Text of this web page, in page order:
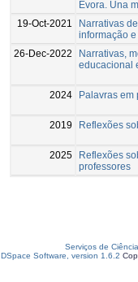
Évora. Una
19-Oct-2021
Narrativas
informação
26-Dec-2022
Narrativas,
educacional
2024
Palavras em
2019
Reflexões
2025
Reflexões
professores
Serviços de
DSpace Software, version 1.6.2